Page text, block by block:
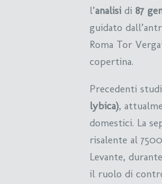
l’analisi di 87
guidato
Roma Tor
copertina.
Precedenti
lybica),
domestici. La
risalente al
Levante,
il ruolo di